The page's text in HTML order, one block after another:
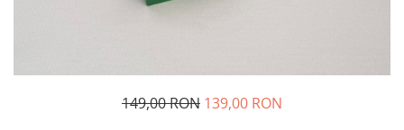
149,00 RON 139,00 RON